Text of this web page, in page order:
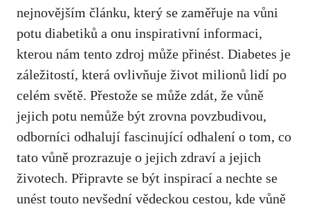
nejnovějším⁣ článku, který se ⁤zaměřuje na​ vůni‌
potu diabetiků a onu⁢ inspirativní informaci,
kterou nám tento zdroj může přinést. Diabetes​ je
záležitostí, ‍která ovlivňuje život ‍milionů lidí po
celém světě.​ Přestože se‍ může zdát,‍ že vůně
jejich ‍potu nemůže být zrovna povzbudivou,
odborníci odhalují fascinující odhalení o tom, co
tato ⁣vůně prozrazuje o jejich zdraví a ‍jejich
životech. Připravte se být inspirací a nechte se
unést touto nevšední vědeckou cestou,⁤ kde⁣ vůně